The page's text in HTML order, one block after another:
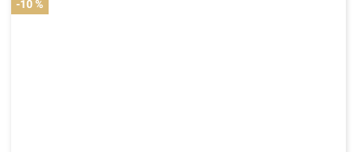
-10 %